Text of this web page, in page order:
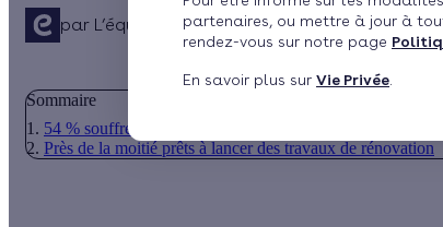
partenaires, ou mettre à jour à
rendez-vous sur notre page
En savoir plus sur Vie Privée
par L’équipe de rédaction Publié le 04/11/2020
Sommaire
54 % souffrent des mauvaises performances thermiques
Près de la moitié prêts à lancer des travaux de rénovation